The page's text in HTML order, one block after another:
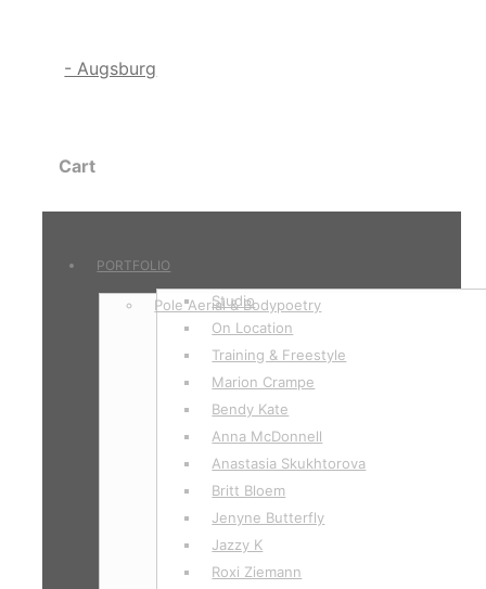
Cart
PORTFOLIO
Pole Aerial & Bodypoetry
Studio
On Location
Training & Freestyle
Marion Crampe
Bendy Kate
Anna McDonnell
Anastasia Skukhtorova
Britt Bloem
Jenyne Butterfly
Jazzy K
Roxi Ziemann